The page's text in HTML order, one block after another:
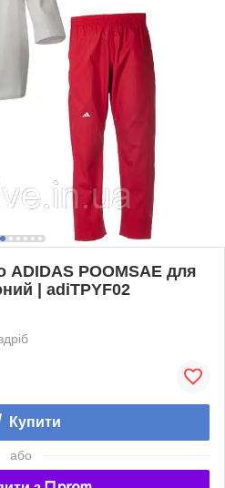
ADIDAS POOMSAE для
| adiTPYF02
Купити
або